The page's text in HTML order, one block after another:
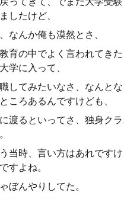
したけど、
なんか俺も漠然とさ、
育の中でよく言われてき
学に入って、
してみたいなさ、なんと
ころあるんですけども、
渡るといってさ、独身ク
当時、言い方はあれです
すよね。
ぼんやりしてた。